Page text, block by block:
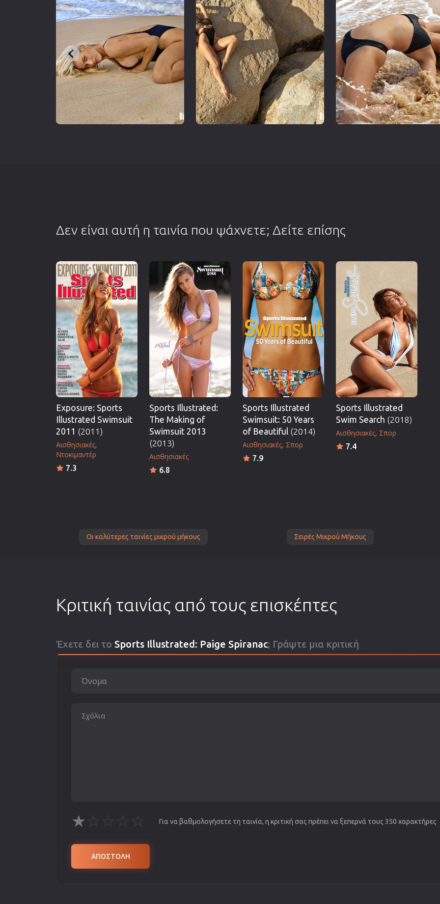
Δεν είναι αυτή η ταινία που ψάχνετε; Δείτε επίσης
Exposure: Sports
Illustrated Swimsuit
2011 (2011)
Αισθησιακές
Ντοκιμαντέρ
7.3
Sports Illustrated:
The Making of
Swimsuit 2013
(2013)
Αισθησιακές
6.8
Sports Illustrated
Swimsuit: 50 Years
of Beautiful (2014)
Αισθησιακές Σπορ
7.9
Sports Illustrated
Swim Search (2018)
Αισθησιακές Σπορ
7.4
Οι καλύτερες ταινίες μικρού μήκους Σειρές Μικρού Μήκους
Κριτική ταινίας από τους επισκέπτες
Έχετε δει το Sports Illustrated: Paige Spiranac; Γράψτε μια κριτική
★☆☆☆☆ Για να βαθμολογήσετε τη ταινία, η κριτική σας πρέπει να ξεπερνά τους 350 χαρακτήρες
ΑΠΟΣΤΟΛΗ